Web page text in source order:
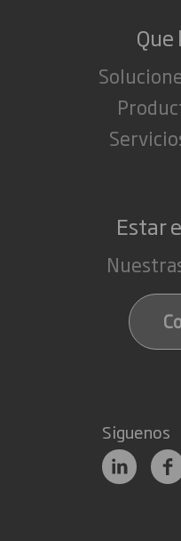
Estar
Siguenos